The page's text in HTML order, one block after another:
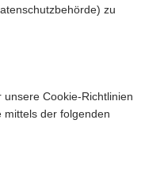
zu
Cookie-Richtlinien
mittels der folgenden